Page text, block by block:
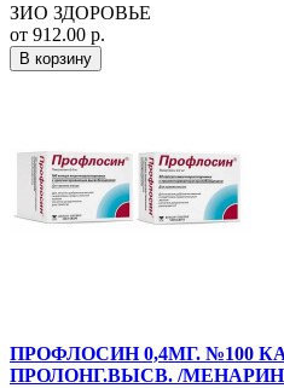
ЗИО ЗДОРОВЬЕ
от 912.00 р.
В корзину
ПРОФЛОСИН 0,4МГ. №100
ПРОЛОНГ.ВЫСВ. /